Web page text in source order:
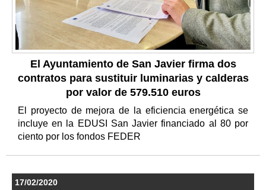
El Ayuntamiento de San Javier firma dos
contratos para sustituir luminarias y calderas
por valor de 579.510 euros
El proyecto de mejora de la eficiencia energética se
incluye en la EDUSI San Javier financiado al 80 por
ciento por los fondos FEDER
17/02/2020